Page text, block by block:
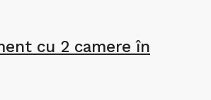
cu 2 camere în